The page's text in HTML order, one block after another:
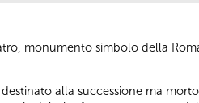
monumento simbolo della
alla successione ma